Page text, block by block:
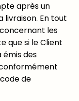
après un
livraison. En tout
les
que si le Client
des
de